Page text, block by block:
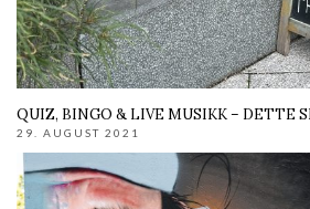
QUIZ, BINGO & LIVE MUSIKK – DETTE
29. AUGUST 2021